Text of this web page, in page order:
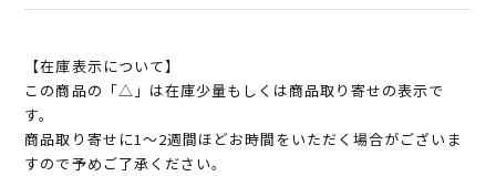
【在庫表示について】
この商品の「△」は在庫少量もしくは商品取り寄せの表示で
す。
商品取り寄せに1～2週間ほどお時間をいただく場合がございま
すので予めご了承ください。